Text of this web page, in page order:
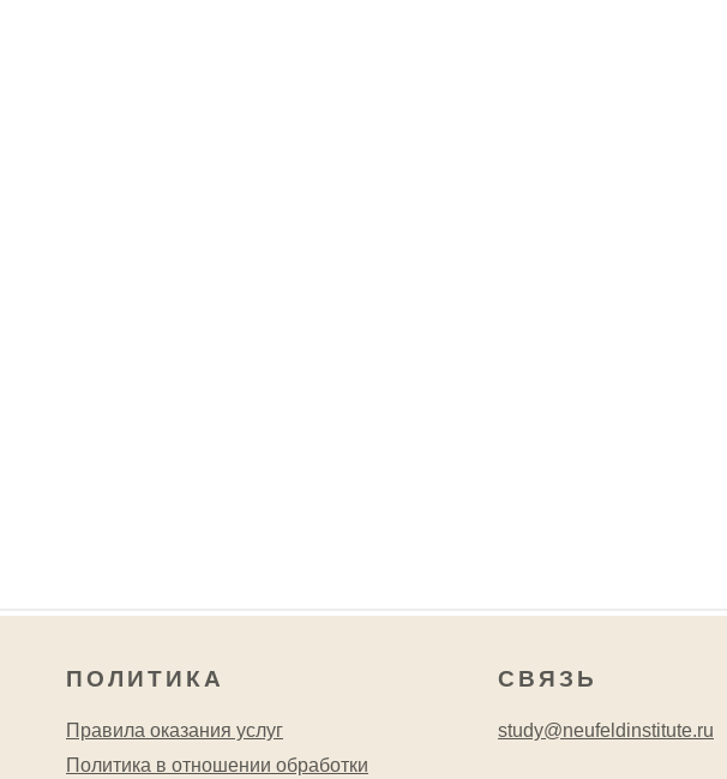
СВЯЗЬ
study@neufeldinstitute.ru
ПОЛИТИКА
Правила оказания услуг
Политика в отношении обработки